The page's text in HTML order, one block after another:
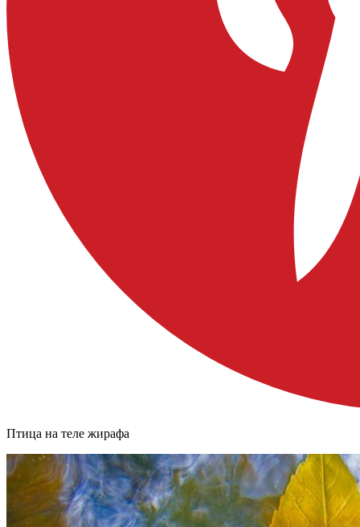
Птица на теле жирафа